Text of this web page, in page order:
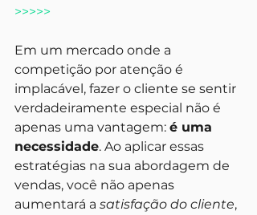
>>>>>
Em um mercado onde a
competição por atenção é
implacável, fazer o cliente se sentir
verdadeiramente especial não é
apenas uma vantagem: é uma
necessidade. Ao aplicar essas
estratégias na sua abordagem de
vendas, você não apenas
aumentará a satisfação do cliente,